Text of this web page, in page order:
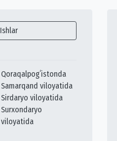
Ishlar
Qoraqalpogʻistonda
Samarqand viloyatida
Sirdaryo viloyatida
Surxondaryo
viloyatida